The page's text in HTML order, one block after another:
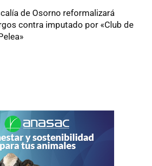
de Osorno reformalizará
contra imputado por «Club de